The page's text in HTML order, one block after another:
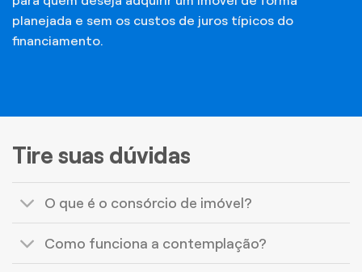
planejada e sem os custos de juros típicos do
financiamento.
Tire suas dúvidas
O que é o consórcio de imóvel?
Como funciona a contemplação?